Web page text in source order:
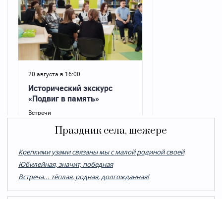
Праздник села, шежере
Крепкими узами связаны мы с малой родиной своей
Юбилейная, значит, победная
Встреча... тёплая, родная, долгожданная!